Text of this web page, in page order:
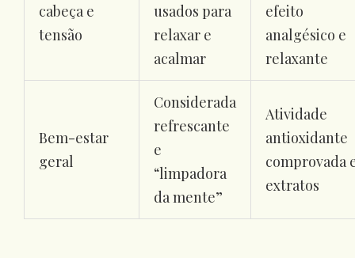
cabeça e
tensão
usados para
relaxar e
acalmar
efeito
analgésico e
relaxante
Bem-estar
geral
Considerada
refrescante
e
“limpadora
da mente”
Atividade
antioxidante
comprovada
extratos